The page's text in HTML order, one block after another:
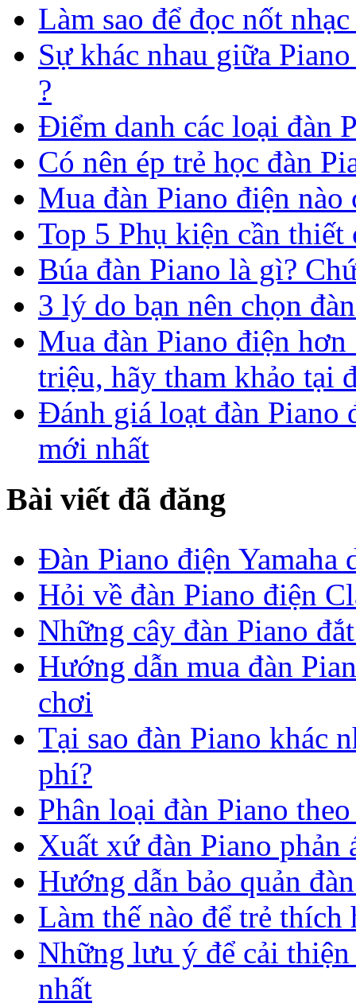
Làm sao để đọc nốt
Sự khác nhau giữa
?
Điểm danh các loại đàn
Có nên ép trẻ học đàn
Mua đàn Piano điện nào
Top 5 Phụ kiện cần thiết
Búa đàn Piano là gì?
3 lý do bạn nên chọn
Mua đàn Piano điện
triệu, hãy tham khảo tại
Đánh giá loạt đàn Piano
mới nhất
Bài viết đã đăng
Đàn Piano điện Yamaha
Hỏi về đàn Piano điện
Những cây đàn Piano
Hướng dẫn mua đàn
chơi
Tại sao đàn Piano khác
phí?
Phân loại đàn Piano
Xuất xứ đàn Piano phản
Hướng dẫn bảo quản
Làm thế nào để trẻ thích
Những lưu ý để cải
nhất